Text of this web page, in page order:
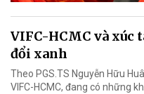
VIFC-HCMC và xúc
đổi xanh
Theo PGS.TS Nguyễn Hữu
VIFC-HCMC, đang có những